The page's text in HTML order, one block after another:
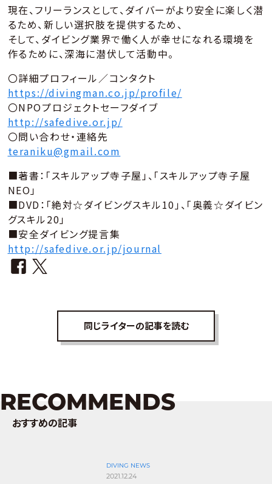
現在、フリーランスとして、ダイバーがより安全に楽しく潜
るため、新しい選択肢を提供するため、
そして、ダイビング業界で働く人が幸せになれる環境を
作るために、深海に潜伏して活動中。
〇詳細プロフィール／コンタクト
https://divingman.co.jp/profile/
〇NPOプロジェクトセーフダイブ
http://safedive.or.jp/
〇問い合わせ・連絡先
teraniku@gmail.com
■著書：「スキルアップ寺子屋」、「スキルアップ寺子屋
NEO」
■DVD：「絶対☆ダイビングスキル10」、「奥義☆ダイビン
グスキル20」
■安全ダイビング提言集
http://safedive.or.jp/journal
同じライターの記事を読む
RECOMMENDS
おすすめの記事
DIVING NEWS
2021.12.24